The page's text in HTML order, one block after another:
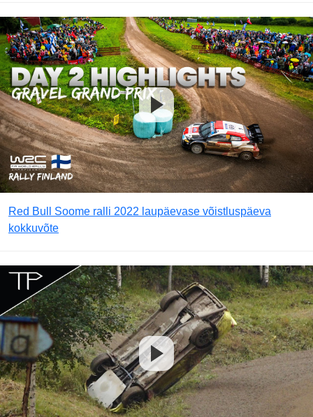
Red Bull Soome ralli 2022 laupäevase võistluspäeva
kokkuvõte